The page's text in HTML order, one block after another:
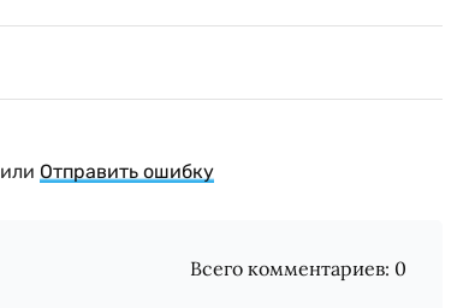
Отправить ошибку
Всего комментариев: 0